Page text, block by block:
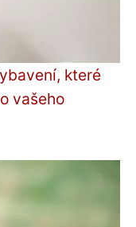
které
vašeho